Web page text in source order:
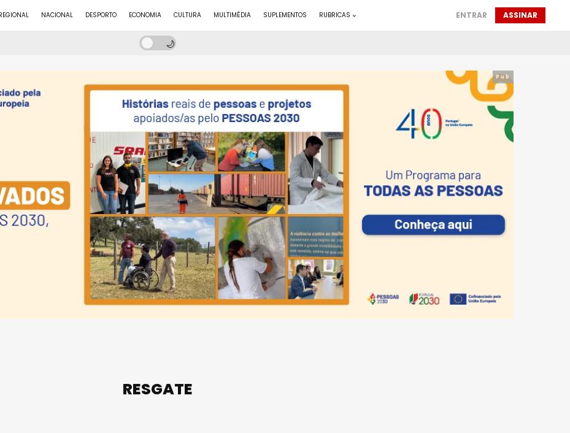
NACIONAL DESPORTO ECONOMIA CULTURA MULTIMÉDIA SUPLEMENTOS RUBRICAS ENTRAR ASSINAR
Pub
RESGATE